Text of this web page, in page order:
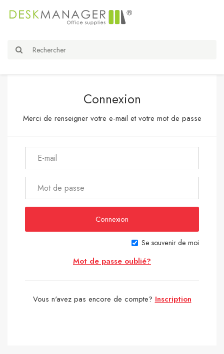
Connexion
Merci de renseigner votre e-mail et votre mot de passe
Connexion
Se souvenir de moi
Mot de passe oublié?
Vous n'avez pas encore de compte? Inscription